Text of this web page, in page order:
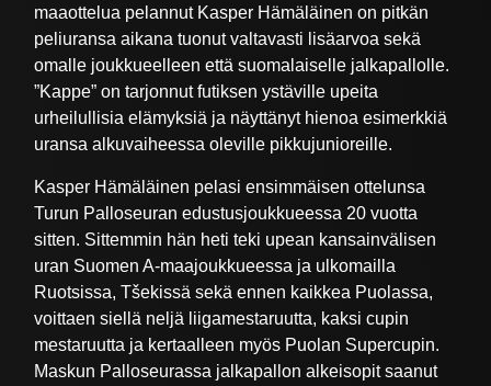
maaottelua pelannut Kasper Hämäläinen on pitkän
peliuransa aikana tuonut valtavasti lisäarvoa sekä
omalle joukkueelleen että suomalaiselle jalkapallolle.
”Kappe” on tarjonnut futiksen ystäville upeita
urheilullisia elämyksiä ja näyttänyt hienoa esimerkkiä
uransa alkuvaiheessa oleville pikkujunioreille.
Kasper Hämäläinen pelasi ensimmäisen ottelunsa
Turun Palloseuran edustusjoukkueessa 20 vuotta
sitten. Sittemmin hän heti teki upean kansainvälisen
uran Suomen A-maajoukkueessa ja ulkomailla
Ruotsissa, Tšekissä sekä ennen kaikkea Puolassa,
voittaen siellä neljä liigamestaruutta, kaksi cupin
mestaruutta ja kertaalleen myös Puolan Supercupin.
Maskun Palloseurassa jalkapallon alkeisopit saanut